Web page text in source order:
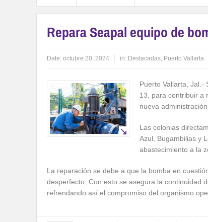
Repara Seapal equipo de
Date: octubre 20, 2024 in: Destacadas, Puerto Vallarta
Puerto Vallarta, Jal.-
13, para contribuir a
nueva
Las colonias
Azul, Bugambilias y
abastecimiento a la
La reparación se debe a que la bomba en
desperfecto. Con esto se asegura la continuidad
refrendando así el compromiso del organismo